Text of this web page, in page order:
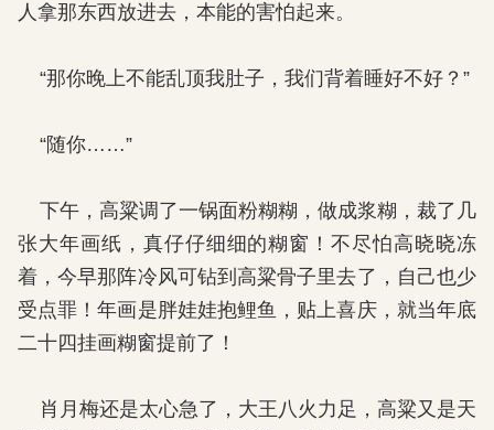
人拿那东西放进去，本能的害怕起来。
“那你晚上不能乱顶我肚子，我们背着睡好不好？”
“随你……”
下午，高粱调了一锅面粉糊糊，做成浆糊，裁了几
张大年画纸，真仔仔细细的糊窗！不尽怕高晓晓冻
着，今早那阵冷风可钻到高粱骨子里去了，自己也少
受点罪！年画是胖娃娃抱鲤鱼，贴上喜庆，就当年底
二十四挂画糊窗提前了！
肖月梅还是太心急了，大王八火力足，高粱又是天